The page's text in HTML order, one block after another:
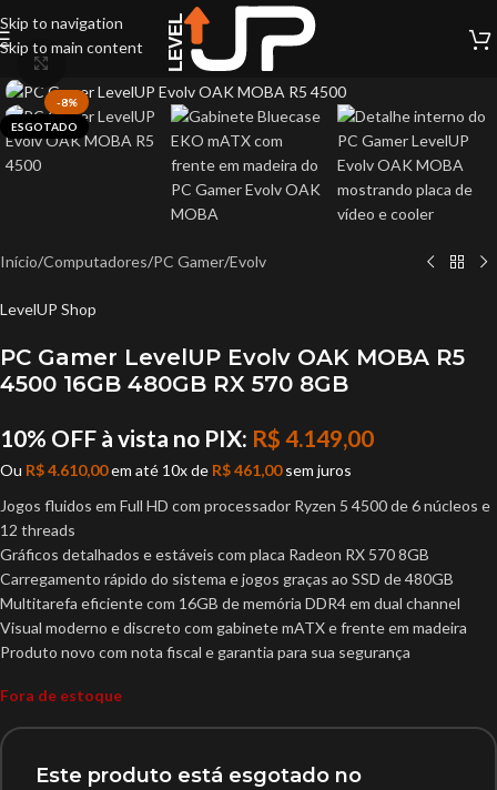
Skip to navigation
Skip to main content
-8%
ESGOTADO
Click to enlarge
Início/Computadores/PC Gamer/Evolv
LevelUP Shop
PC Gamer LevelUP Evolv OAK MOBA R5
4500 16GB 480GB RX 570 8GB
10% OFF à vista no PIX: R$ 4.149,00
Ou R$4.610,00em até 10x de R$461,00sem juros
Jogos fluidos em Full HD com processador Ryzen 5 4500 de 6 núcleos e
12 threads
Gráficos detalhados e estáveis com placa Radeon RX 570 8GB
Carregamento rápido do sistema e jogos graças ao SSD de 480GB
Multitarefa eficiente com 16GB de memória DDR4 em dual channel
Visual moderno e discreto com gabinete mATX e frente em madeira
Produto novo com nota fiscal e garantia para sua segurança
Fora de estoque
Este produto está esgotado no